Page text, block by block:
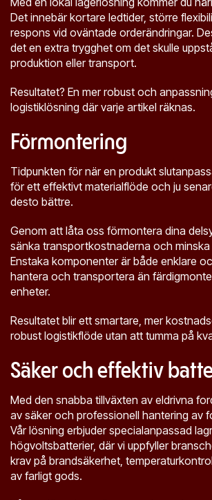
Det innebär kortare ledtider, större
respons vid oväntade orderändringar.
det en extra trygghet om det skulle
produktion eller transport.
Resultatet? En mer robust och
logistiklösning där varje artikel räknas.
Förmontering
Tidpunkten för när en produkt
för ett effektivt materialflöde och ju
desto bättre.
Genom att låta oss förmontera dina
sänka transportkostnaderna och
Enstaka komponenter är både enklare
hantera och transportera än
enheter.
Resultatet blir ett smartare, mer
robust logistikflöde utan att tumma på
Säker och effektiv
Med den snabba tillväxten av eldrivna
av säker och professionell hantering av
Vår lösning erbjuder specialanpassad
högvoltsbatterier, där vi uppfyller
krav på brandsäkerhet,
av farligt gods.